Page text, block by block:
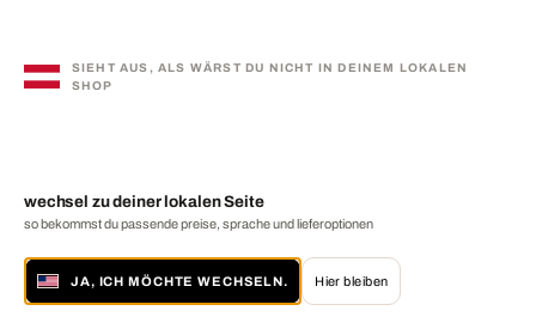
SIEHT AUS, ALS WÄRST DU NICHT IN DEINEM LOKALEN
SHOP
wechsel zu deiner lokalen Seite
so bekommst du passende preise, sprache und lieferoptionen
JA, ICH MÖCHTE WECHSELN. Hier bleiben